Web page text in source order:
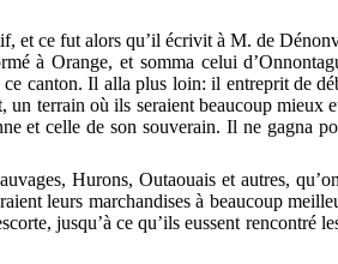
et ce fut alors qu’il écrivit à M. de
à Orange, et somma celui
canton. Il alla plus loin: il entreprit de
terrain où ils seraient beaucoup mieux
et celle de son souverain. Il ne gagna
Hurons, Outaouais et autres,
leurs marchandises à beaucoup
jusqu’à ce qu’ils eussent rencontré